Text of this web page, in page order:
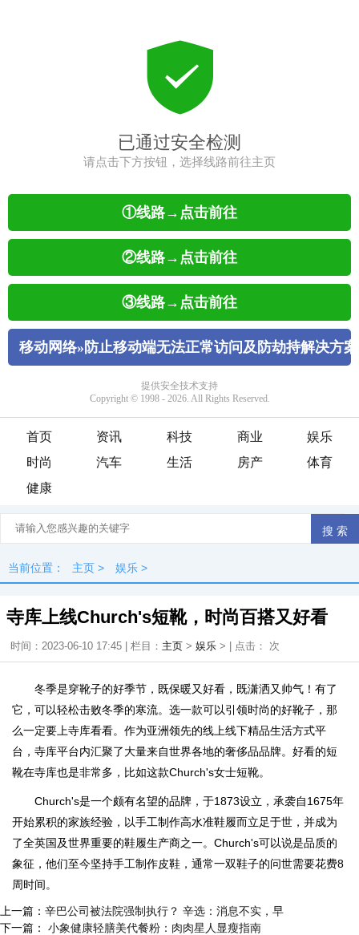
首页 资讯 科技 商业
娱乐
时尚
汽车 生活 房产
体育
健康
当前位置： 主页 > 娱乐 >
寺库上线Church's短靴，时尚百搭又好看
时间：2023-06-10 17:45 | 栏目： 主页 > 娱乐 > | 点击： 次
冬季是穿靴子的好季节，既保暖又好看，既潇洒又帅气！有了
它，可以轻松击败冬季的寒流。选一款可以引领时尚的好靴子，那
么一定要上寺库看看。作为亚洲领先的线上线下精品生活方式平
台，寺库平台内汇聚了大量来自世界各地的奢侈品品牌。好看的短
靴在寺库也是非常多，比如这款Church's女士短靴。
Church's是一个颇有名望的品牌，于1873设立，承袭自1675年
开始累积的家族经验，以手工制作高水准鞋履而立足于世，并成为
了全英国及世界重要的鞋履生产商之一。Church's可以说是品质的
象征，他们至今坚持手工制作皮鞋，通常一双鞋子的问世需要花费8
周时间。
上一篇： 辛巴公司被法院强制执行？ 辛选：消息不实，早
下一篇：
小象健康轻膳美代餐粉：肉肉星人显瘦指南